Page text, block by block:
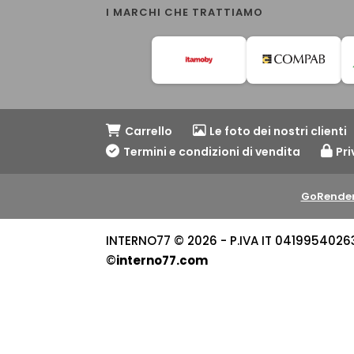
I MARCHI CHE TRATTIAMO
Carrello
Le foto dei nostri clienti
Termini e condizioni di vendita
INTERNO77 © 2026 - P.IVA IT
©interno77.com